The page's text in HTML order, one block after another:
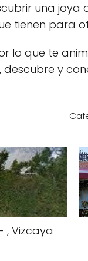
una joya
tienen para
lo que te
descubre y
, Vizcaya